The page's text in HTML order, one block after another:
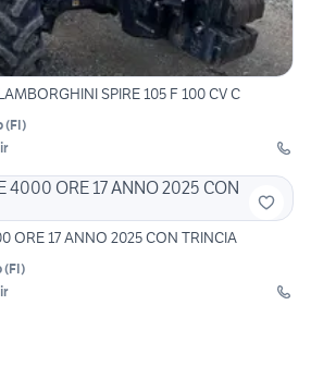
SPIRE 105 F 100 CV C
(FI)
ORE 17 ANNO 2025 CON TRINCIA
(FI)